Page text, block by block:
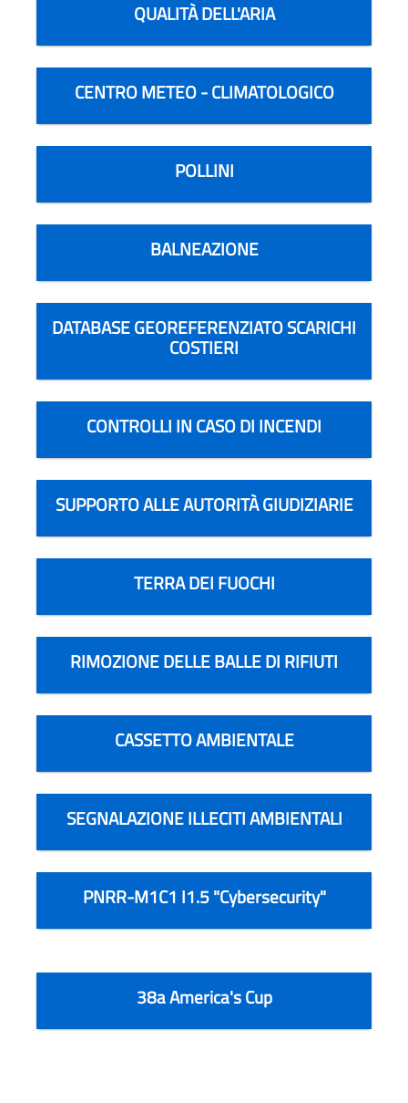
QUALITÀ DELL'ARIA
CENTRO METEO - CLIMATOLOGICO
POLLINI
BALNEAZIONE
DATABASE GEOREFERENZIATO SCARICHI
COSTIERI
CONTROLLI IN CASO DI INCENDI
SUPPORTO ALLE AUTORITÀ GIUDIZIARIE
TERRA DEI FUOCHI
RIMOZIONE DELLE BALLE DI RIFIUTI
CASSETTO AMBIENTALE
SEGNALAZIONE ILLECITI AMBIENTALI
PNRR-M1C1 I1.5 "Cybersecurity"
38a America's Cup